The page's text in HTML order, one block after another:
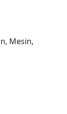
Mesin,